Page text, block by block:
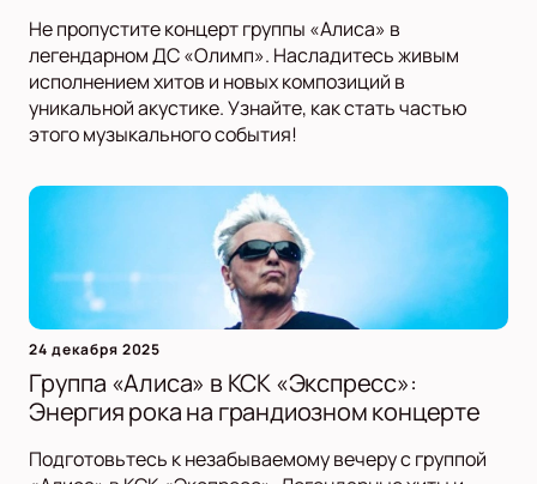
Не пропустите концерт группы «Алиса» в
легендарном ДС «Олимп». Насладитесь живым
исполнением хитов и новых композиций в
уникальной акустике. Узнайте, как стать частью
этого музыкального события!
24 декабря 2025
Группа «Алиса» в КСК «Экспресс»:
Энергия рока на грандиозном концерте
Подготовьтесь к незабываемому вечеру с группой